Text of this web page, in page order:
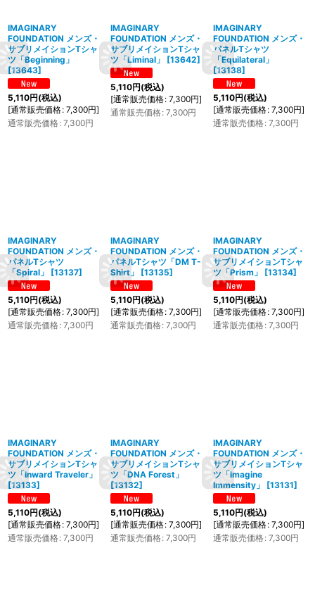
IMAGINARY
FOUNDATION メンズ・
サブリメイションTシャ
ツ「Beginning」
[13643]
5,110円(税込)
[通常販売価格: 7,300円]
通常販売価格: 7,300円
IMAGINARY
FOUNDATION メンズ・
サブリメイションTシャ
ツ「Liminal」
[13642]
5,110円(税込)
[通常販売価格: 7,300円]
通常販売価格: 7,300円
IMAGINARY
FOUNDATION メンズ・
パネルTシャツ
「Equilateral」
[13138]
5,110円(税込)
[通常販売価格: 7,300円]
通常販売価格: 7,300円
IMAGINARY
FOUNDATION メンズ・
パネルTシャツ
「Spiral」
[13137]
5,110円(税込)
[通常販売価格: 7,300円]
通常販売価格: 7,300円
IMAGINARY
FOUNDATION メンズ・
パネルTシャツ「DM T-
Shirt」
[13135]
5,110円(税込)
[通常販売価格: 7,300円]
通常販売価格: 7,300円
IMAGINARY
FOUNDATION メンズ・
サブリメイションTシャ
ツ「Prism」
[13134]
5,110円(税込)
[通常販売価格: 7,300円]
通常販売価格: 7,300円
IMAGINARY
FOUNDATION メンズ・
サブリメイションTシャ
ツ「Inward Traveler」
[13133]
5,110円(税込)
[通常販売価格: 7,300円]
通常販売価格: 7,300円
IMAGINARY
FOUNDATION メンズ・
サブリメイションTシャ
ツ「DNA Forest」
[13132]
5,110円(税込)
[通常販売価格: 7,300円]
通常販売価格: 7,300円
IMAGINARY
FOUNDATION メンズ・
サブリメイションTシャ
ツ「Imagine
Immensity」
[13131]
5,110円(税込)
[通常販売価格: 7,300円]
通常販売価格: 7,300円